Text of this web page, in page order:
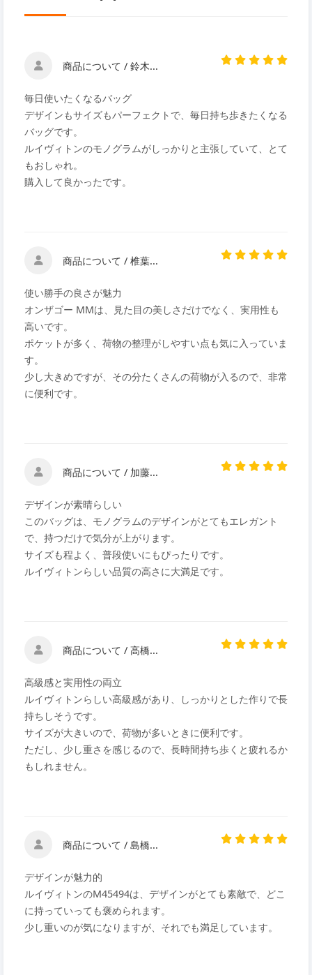
商品について / 鈴木...
毎日使いたくなるバッグ
デザインもサイズもパーフェクトで、毎日持ち歩きたくなる
バッグです。
ルイヴィトンのモノグラムがしっかりと主張していて、とて
もおしゃれ。
購入して良かったです。
商品について / 椎葉...
使い勝手の良さが魅力
オンザゴー MMは、見た目の美しさだけでなく、実用性も
高いです。
ポケットが多く、荷物の整理がしやすい点も気に入っていま
す。
少し大きめですが、その分たくさんの荷物が入るので、非常
に便利です。
商品について / 加藤...
デザインが素晴らしい
このバッグは、モノグラムのデザインがとてもエレガント
で、持つだけで気分が上がります。
サイズも程よく、普段使いにもぴったりです。
ルイヴィトンらしい品質の高さに大満足です。
商品について / 高橋...
高級感と実用性の両立
ルイヴィトンらしい高級感があり、しっかりとした作りで長
持ちしそうです。
サイズが大きいので、荷物が多いときに便利です。
ただし、少し重さを感じるので、長時間持ち歩くと疲れるか
もしれません。
商品について / 島橋...
デザインが魅力的
ルイヴィトンのM45494は、デザインがとても素敵で、どこ
に持っていっても褒められます。
少し重いのが気になりますが、それでも満足しています。